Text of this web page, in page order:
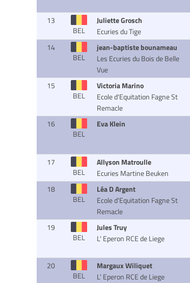
13
BEL
Juliette Grosch
Ecuries du Tige
14
BEL
jean-baptiste bounameau
Les Ecuries du Bois de Belle
Vue
15
BEL
Victoria Marino
Ecole d'Equitation Fagne St
Remacle
16
BEL
Eva Klein
17
BEL
Allyson Matroulle
Ecuries Martine Beuken
18
BEL
Léa D Argent
Ecole d'Equitation Fagne St
Remacle
19
BEL
Jules Truy
L' Eperon RCE de Liege
20
BEL
Margaux Wiliquet
L' Eperon RCE de Liege